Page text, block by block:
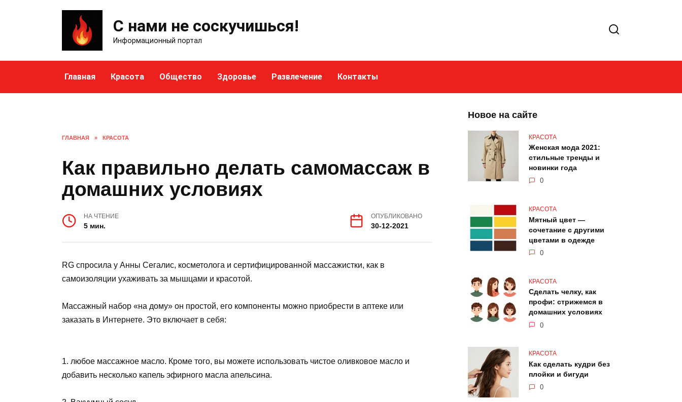
С нами не соскучишься!
Информационный портал
Главная Красота Общество Здоровье Развлечение Контакты
ГЛАВНАЯ » КРАСОТА
Как правильно делать самомассаж в
домашних условиях
НА ЧТЕНИЕ
5 мин.
ОПУБЛИКОВАНО
30-12-2021
RG спросила у Анны Сегалис, косметолога и сертифицированной массажистки, как в
самоизоляции ухаживать за мышцами и красотой.
Массажный набор «на дому» он простой, его компоненты можно приобрести в аптеке или
заказать в Интернете. Это включает в себя:
1. любое массажное масло. Кроме того, вы можете использовать чистое оливковое масло и
добавить несколько капель эфирного масла апельсина.
Новое на сайте
КРАСОТА
Женская мода 2021:
стильные тренды и
новинки года
0
КРАСОТА
Мятный цвет —
сочетание с другими
цветами в одежде
0
КРАСОТА
Сделать челку, как
профи: стрижемся в
домашних условиях
0
КРАСОТА
Как сделать кудри без
плойки и бигуди
0